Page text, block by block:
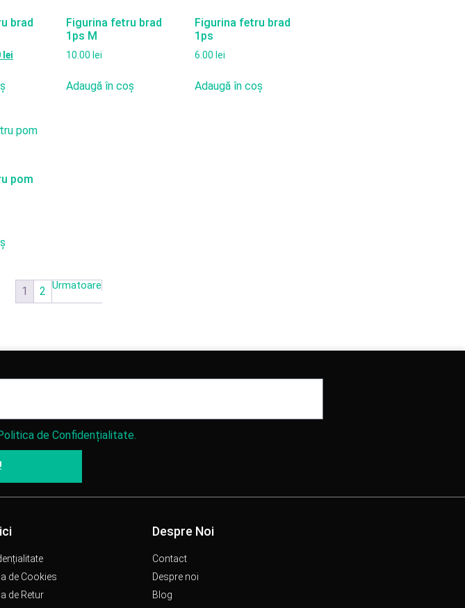
brad
lei
Figurina fetru brad
1ps M
10.00 lei
Adaugă în coș
Figurina fetru brad
1ps
6.00 lei
Adaugă în coș
pom
1 2
de Confidențialitate.
de Cookies
de Retur
Despre Noi
Contact
Despre noi
Blog